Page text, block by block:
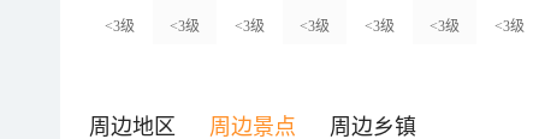
<3级 <3级 <3级 <3级 <3级 <3级 <3级
周边地区 周边景点 周边乡镇